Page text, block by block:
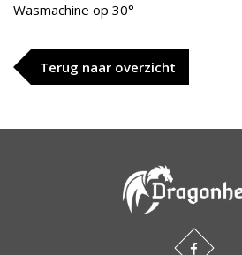
Wasmachine op 30°
Terug naar overzicht